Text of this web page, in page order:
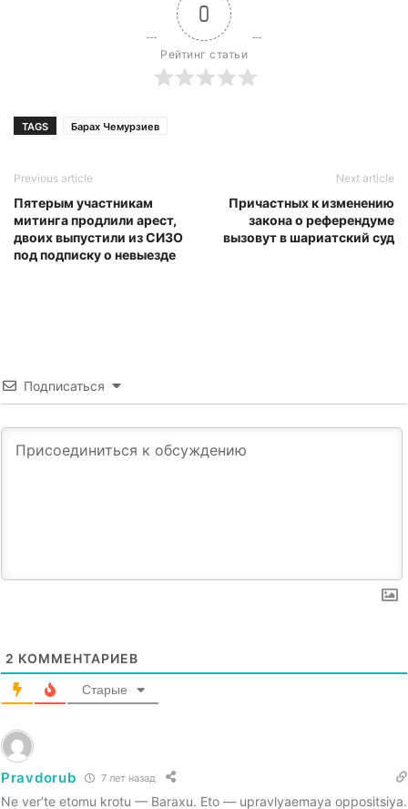
0
Рейтинг статьи
TAGS Барах Чемурзиев
Previous article
Пятерым участникам
митинга продлили арест,
двоих выпустили из СИЗО
под подписку о невыезде
Next article
Причастных к изменению
закона о референдуме
вызовут в шариатский суд
Подписаться
2 КОММЕНТАРИЕВ
Старые
Pravdorub 7 лет назад
Ne ver’te etomu krotu — Baraxu. Eto — upravlyaemaya oppositsiya.